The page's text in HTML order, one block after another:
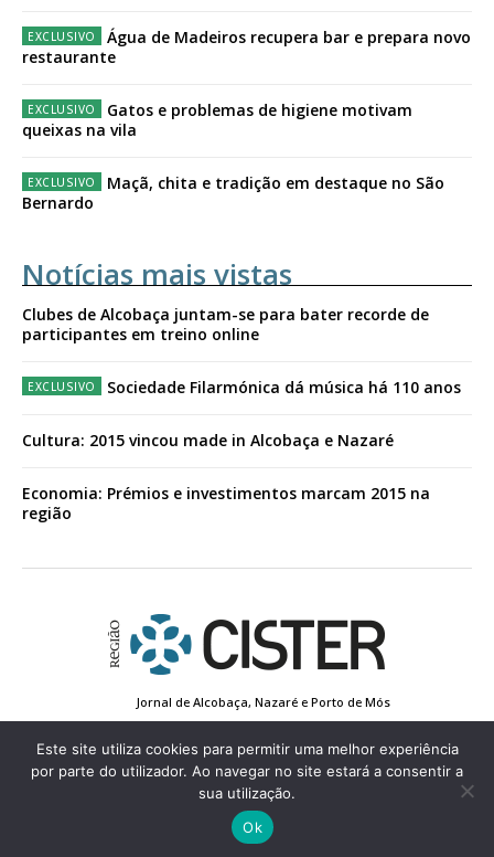
Água de Madeiros recupera bar e prepara novo
restaurante
Gatos e problemas de higiene motivam
queixas na vila
Maçã, chita e tradição em destaque no São
Bernardo
Notícias mais vistas
Clubes de Alcobaça juntam-se para bater recorde de
participantes em treino online
Sociedade Filarmónica dá música há 110 anos
Cultura: 2015 vincou made in Alcobaça e Nazaré
Economia: Prémios e investimentos marcam 2015 na
região
Jornal de Alcobaça, Nazaré e Porto de Mós
Estatuto Editorial
Contactos
Política de Privacidade
Conta de Registo
Edição Impressa
© 2022 Região de Cister - Todos os direitos reservados.
Este site utiliza cookies para permitir uma melhor experiência
por parte do utilizador. Ao navegar no site estará a consentir a
sua utilização.
Ok